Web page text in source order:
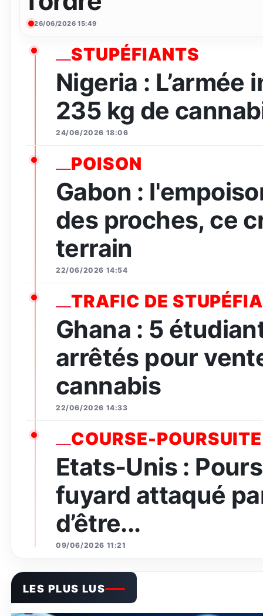
26/06/2026 15:49
STUPÉFIANTS
Nigeria :
235 kg de
24/06/2026 18:06
POISON
Gabon :
des proches, ce
terrain
22/06/2026 14:54
TRAFIC DE
Ghana : 5
arrêtés pour
cannabis
22/06/2026 14:33
COURSE-POURSUITE
Etats-Unis :
fuyard attaqué
d’être...
09/06/2026 11:21
LES PLUS LUS